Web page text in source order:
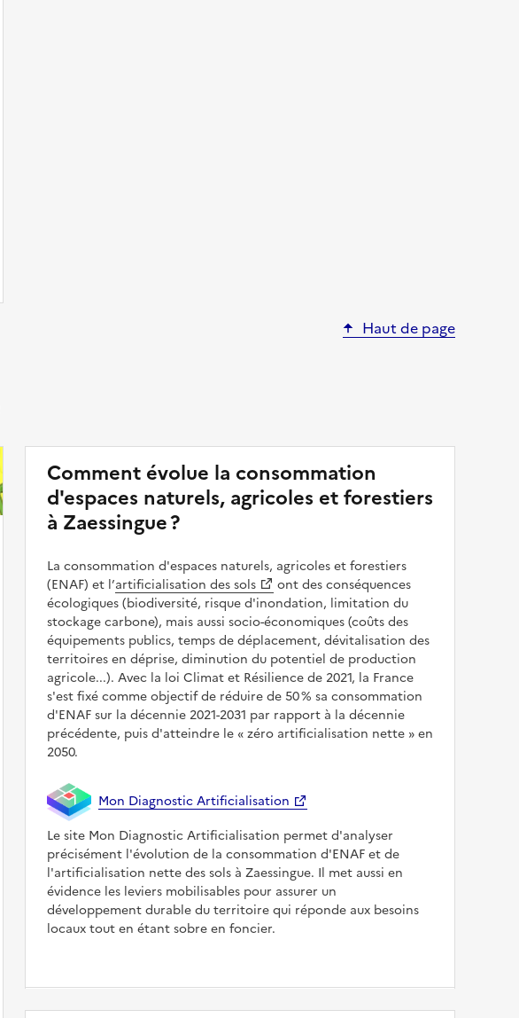
Haut de page
Comment évolue la consommation
d'espaces naturels, agricoles et forestiers
à Zaessingue ?
La consommation d'espaces naturels, agricoles et forestiers
(ENAF) et l’artificialisation des sols
ont des conséquences
écologiques (biodiversité, risque d'inondation, limitation du
stockage carbone), mais aussi socio-économiques (coûts des
équipements publics, temps de déplacement, dévitalisation des
territoires en déprise, diminution du potentiel de production
agricole...). Avec la loi Climat et Résilience de 2021, la France
s'est fixé comme objectif de réduire de 50 % sa consommation
d'ENAF sur la décennie 2021-2031 par rapport à la décennie
précédente, puis d'atteindre le zéro artificialisation nette en
2050.
Mon Diagnostic Artificialisation
Le site Mon Diagnostic Artificialisation permet d'analyser
précisément l'évolution de la consommation d'ENAF et de
l'artificialisation nette des sols à Zaessingue. Il met aussi en
évidence les leviers mobilisables pour assurer un
développement durable du territoire qui réponde aux besoins
locaux tout en étant sobre en foncier.